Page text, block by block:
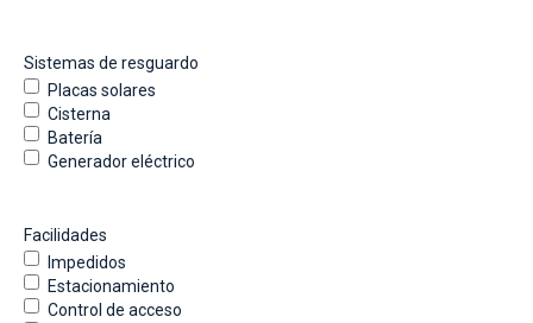
Sistemas de resguardo
Placas solares
Cisterna
Batería
Generador eléctrico
Facilidades
Impedidos
Estacionamiento
Control de acceso